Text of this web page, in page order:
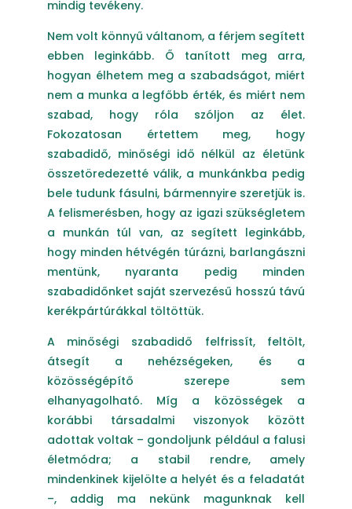
mindig tevékeny.
Nem volt könnyű váltanom, a férjem segített
ebben leginkább. Ő tanított meg arra,
hogyan élhetem meg a szabadságot, miért
nem a munka a legfőbb érték, és miért nem
szabad, hogy róla szóljon az élet.
Fokozatosan értettem meg, hogy
szabadidő, minőségi idő nélkül az életünk
összetöredezetté válik, a munkánkba pedig
bele tudunk fásulni, bármennyire szeretjük is.
A felismerésben, hogy az igazi szükségletem
a munkán túl van, az segített leginkább,
hogy minden hétvégén túrázni, barlangászni
mentünk, nyaranta pedig minden
szabadidőnket saját szervezésű hosszú távú
kerékpártúrákkal töltöttük.
A minőségi szabadidő felfrissít, feltölt,
átsegít a nehézségeken, és a
közösségépítő szerepe sem
elhanyagolható. Míg a közösségek a
korábbi társadalmi viszonyok között
adottak voltak – gondoljunk például a falusi
életmódra; a stabil rendre, amely
mindenkinek kijelölte a helyét és a feladatát
–, addig ma nekünk magunknak kell